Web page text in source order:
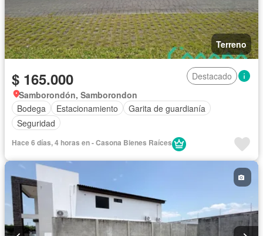
Terreno
$ 165.000
Destacado
Samborondón, Samborondon
Bodega
Estacionamiento
Garita de guardianía
Seguridad
Hace 6 días, 4 horas en - Casona Bienes Raíces